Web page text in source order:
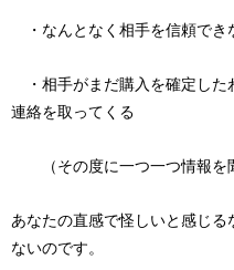
・なんとなく相手を信頼でき
・相手がまだ購入を確定した
連絡を取ってくる
（その度に一つ一つ情報を
あなたの直感で怪しいと感じ
ないのです。